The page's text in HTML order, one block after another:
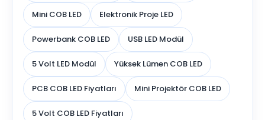
Mini COB LED Elektronik Proje LED
Powerbank COB LED USB LED Modül
5 Volt LED Modül Yüksek Lümen COB LED
PCB COB LED Fiyatları Mini Projektör COB LED
5 Volt COB LED Fiyatları